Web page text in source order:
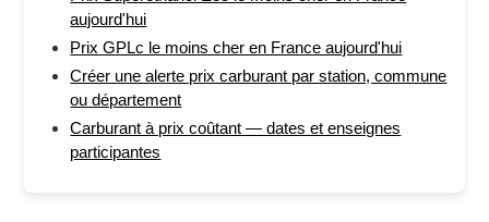
aujourd'hui
Prix GPLc le moins cher en France aujourd'hui
Créer une alerte prix carburant par station, commune
ou département
Carburant à prix coûtant — dates et enseignes
participantes